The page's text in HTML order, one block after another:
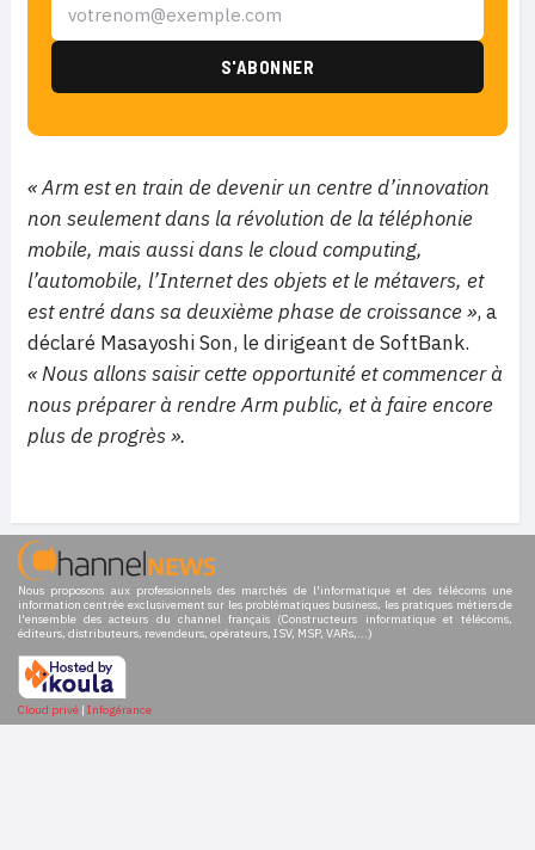
« Arm est en train de devenir un centre d’innovation
non seulement dans la révolution de la téléphonie
mobile, mais aussi dans le cloud computing,
l’automobile, l’Internet des objets et le métavers, et
est entré dans sa deuxième phase de croissance », a
déclaré Masayoshi Son, le dirigeant de SoftBank.
« Nous allons saisir cette opportunité et commencer à
nous préparer à rendre Arm public, et à faire encore
plus de progrès ».
Nous proposons aux professionnels des marchés de l'informatique et des télécoms une
information centrée exclusivement sur les problématiques business, les pratiques métiers de
l'ensemble des acteurs du channel français (Constructeurs informatique et télécoms,
éditeurs, distributeurs, revendeurs, opérateurs, ISV, MSP, VARs,...)
Cloud privé | Infogérance